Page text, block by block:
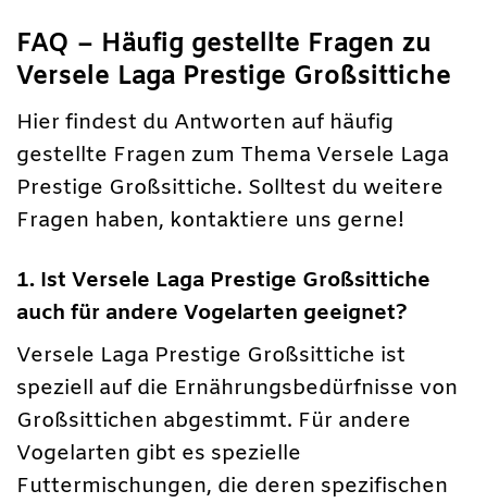
FAQ – Häufig gestellte Fragen zu
Versele Laga Prestige Großsittiche
Hier findest du Antworten auf häufig
gestellte Fragen zum Thema Versele Laga
Prestige Großsittiche. Solltest du weitere
Fragen haben, kontaktiere uns gerne!
1. Ist Versele Laga Prestige Großsittiche
auch für andere Vogelarten geeignet?
Versele Laga Prestige Großsittiche ist
speziell auf die Ernährungsbedürfnisse von
Großsittichen abgestimmt. Für andere
Vogelarten gibt es spezielle
Futtermischungen, die deren spezifischen